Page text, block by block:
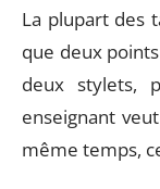
La plupart des
que deux
deux stylets,
enseignant
même temps,